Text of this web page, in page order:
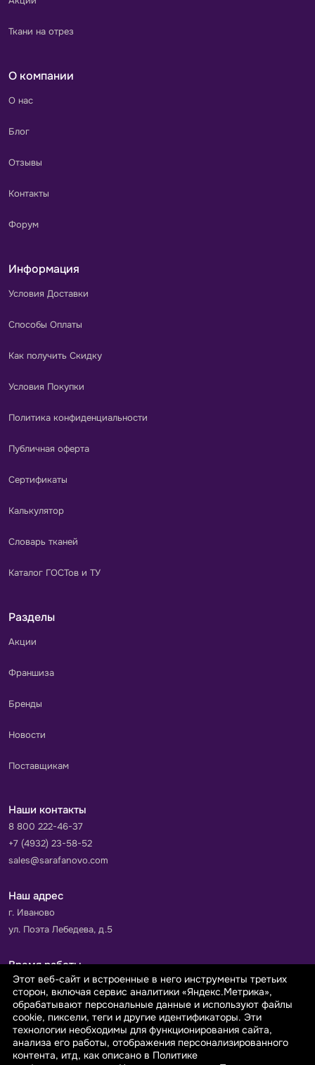
Ткани на отрез
О компании
О нас
Блог
Отзывы
Контакты
Форум
Информация
Условия Доставки
Способы Оплаты
Как получить Скидку
Условия Покупки
Политика конфиденциальности
Публичная оферта
Сертификаты
Калькулятор
Словарь тканей
Каталог ГОСТов и ТУ
Разделы
Акции
Франшиза
Бренды
Новости
Поставщикам
Наши контакты
8 800 222-46-37
+7 (4932) 23-58-52
sales@sarafanovo.com
Наш адрес
г. Иваново
ул. Поэта Лебедева, д.5
Время работы
Пн-Пт с 9.00 до 18.00
Сб-Вс: выходной
Принимаем к оплате
Этот веб-сайт и встроенные в него инструменты третьих
сторон, включая сервис аналитики «Яндекс.Метрика»,
обрабатывают персональные данные и используют файлы
cookie, пиксели, теги и другие идентификаторы. Эти
технологии необходимы для функционирования сайта,
анализа его работы, отображения персонализированного
контента, итд, как описано в Политике